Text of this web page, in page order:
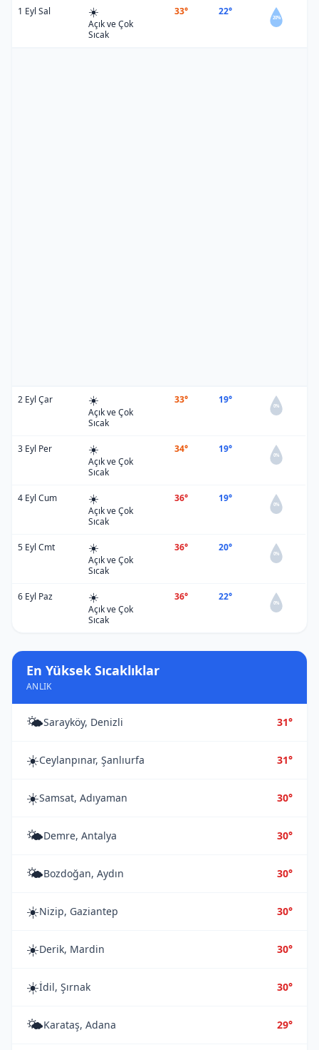
1 Eyl Sal ☀️
Açık ve Çok
Sıcak
33° 22°
20%
2 Eyl Çar ☀️
Açık ve Çok
Sıcak
33° 19°
0%
3 Eyl Per ☀️
Açık ve Çok
Sıcak
34° 19°
0%
4 Eyl Cum ☀️
Açık ve Çok
Sıcak
36° 19°
0%
5 Eyl Cmt ☀️
Açık ve Çok
Sıcak
36° 20°
0%
6 Eyl Paz ☀️
Açık ve Çok
Sıcak
36° 22°
0%
En Yüksek Sıcaklıklar
ANLIK
🌤️Sarayköy, Denizli 31°
☀️Ceylanpınar, Şanlıurfa 31°
☀️Samsat, Adıyaman 30°
🌤️Demre, Antalya 30°
🌤️Bozdoğan, Aydın 30°
☀️Nizip, Gaziantep 30°
☀️Derik, Mardin 30°
☀️İdil, Şırnak 30°
🌤️Karataş, Adana 29°